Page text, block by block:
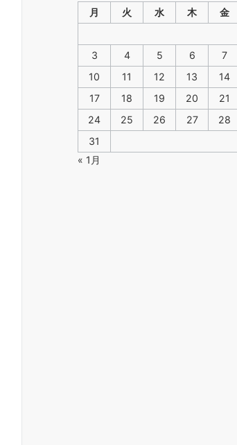
月 火 水 木 金
3
4 5 6 7
10
11 12 13 14
17
18 19 20 21
24
25 26 27 28
31
« 1月